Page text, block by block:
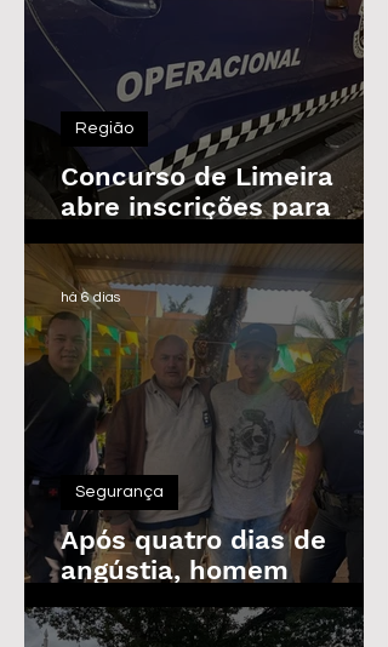
Concurso de Limeira
abre inscrições para
Guarda Civil, Trânsito e
Defesa Civil com 30
vagas imediatas
Região
Após quatro dias de
angústia, homem
desaparecido é
encontrado em Araras
Segurança
há 6 dias